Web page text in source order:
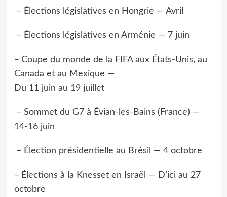
– Élections législatives en Hongrie — Avril
– Élections législatives en Arménie — 7 juin
– Coupe du monde de la FIFA aux États-Unis, au
Canada et au Mexique —
Du 11 juin au 19 juillet
– Sommet du G7 à Évian-les-Bains (France) —
14-16 juin
– Élection présidentielle au Brésil — 4 octobre
– Élections à la Knesset en Israël — D’ici au 27
octobre